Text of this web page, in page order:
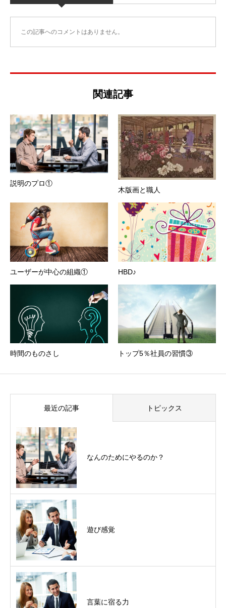
この記事へのコメントはありません。
関連記事
説明のプロ①
木版画と職人
ユーザーが中心の組織① HBD♪
時間のものさし トップ5％社員の習慣③
最近の記事 トピックス
なんのためにやるのか？
遊び感覚
言葉に宿る力